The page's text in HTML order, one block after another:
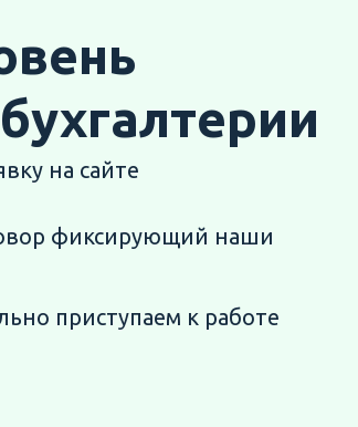
на сайте
фиксирующий наши
приступаем к работе